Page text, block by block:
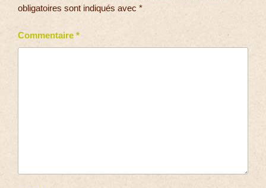
obligatoires sont indiqués avec *
Commentaire *